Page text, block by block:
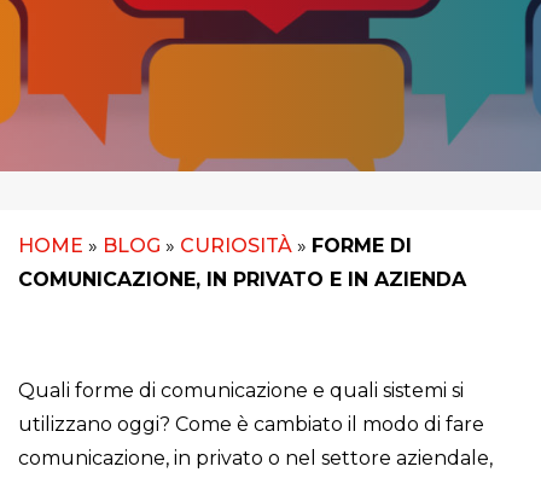
HOME » BLOG » CURIOSITÀ » FORME DI
COMUNICAZIONE, IN PRIVATO E IN AZIENDA
Quali forme di comunicazione e quali sistemi si
utilizzano oggi? Come è cambiato il modo di fare
comunicazione, in privato o nel settore aziendale,